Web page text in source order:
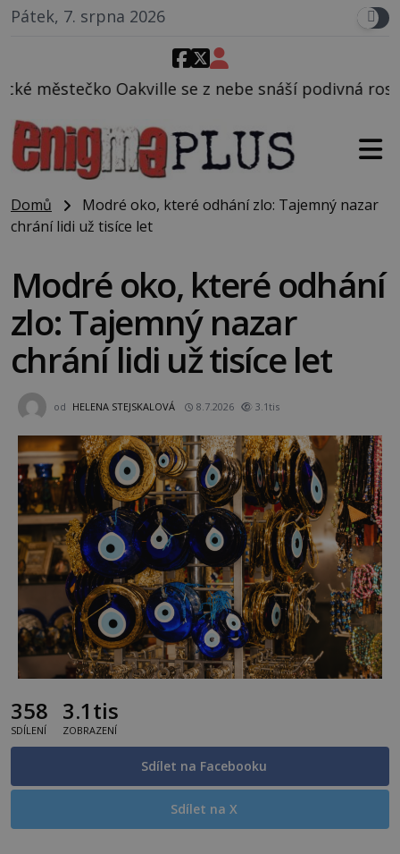
Pátek, 7. srpna 2026
se z nebe snáší podivná rosolovitá látka
Domů
Modré oko, které odhání zlo: Tajemný nazar
chrání lidi už tisíce let
Modré oko, které odhání
zlo: Tajemný nazar
chrání lidi už tisíce let
od HELENA STEJSKALOVÁ 8.7.2026 3.1tis
358
SDÍLENÍ
3.1tis
ZOBRAZENÍ
Sdílet na Facebooku
Sdílet na X